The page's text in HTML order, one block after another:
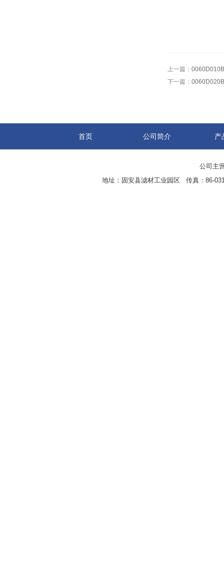
上一篇：
下一篇：
首页 公司简介 产
公司主
地址：固安县滤材工业园区 传真：86-